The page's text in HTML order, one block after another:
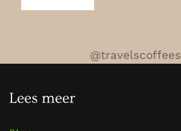
@travelscoffees
Lees meer